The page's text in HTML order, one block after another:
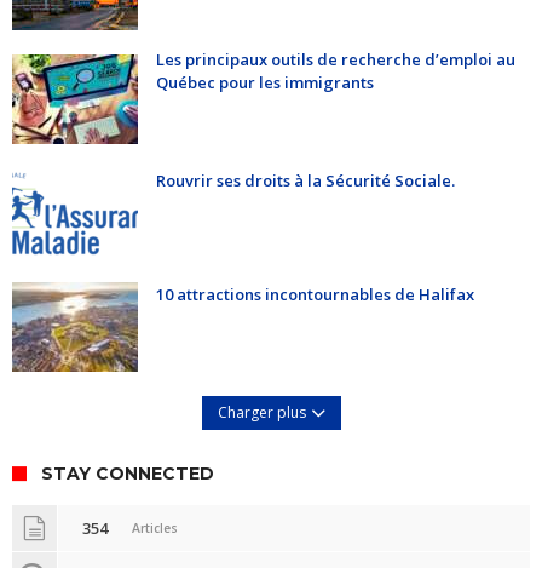
Les principaux outils de recherche d’emploi au
Québec pour les immigrants
Rouvrir ses droits à la Sécurité Sociale.
10 attractions incontournables de Halifax
Charger plus
STAY CONNECTED
354 Articles